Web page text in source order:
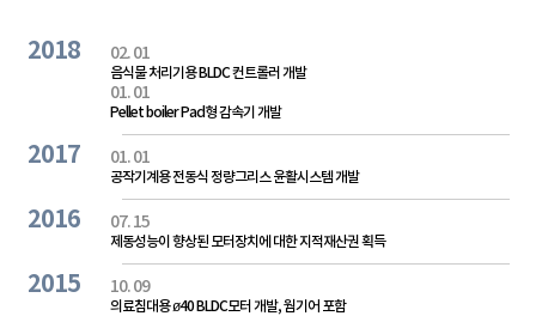
2018 02. 01
음식물 처리기용 BLDC 컨트롤러 개발
01. 01
Pellet boiler Pad형 감속기 개발
2017 01. 01
공작기계용 전동식 정량그리스 윤활시스템 개발
2016 07. 15
제동성능이 향상된 모터장치에 대한 지적재산권 획득
2015 10. 09
의료침대용 ø40 BLDC모터 개발, 웜기어 포함